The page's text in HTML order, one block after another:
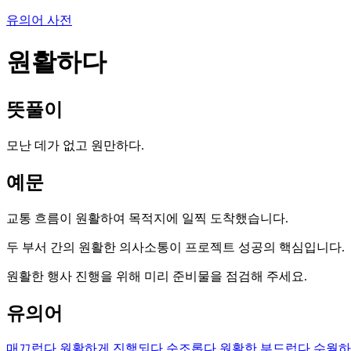
유의어 사전
원활하다
뜻풀이
모난 데가 없고 원만하다.
예문
교통 흐름이 원활하여 목적지에 일찍 도착했습니다.
두 부서 간의 원활한 의사소통이 프로젝트 성공의 핵심입니다.
원활한 행사 진행을 위해 미리 준비물을 점검해 주세요.
유의어